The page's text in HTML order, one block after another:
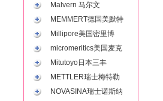
Malvern 马尔文
MEMMERT德国美默特
Millipore美国密里博
micromeritics美国麦克
Mitutoyo日本三丰
METTLER瑞士梅特勒
NOVASINA瑞士诺斯纳